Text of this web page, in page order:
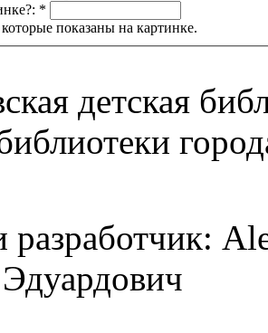
*
показаны на картинке.
детская
разработчик: